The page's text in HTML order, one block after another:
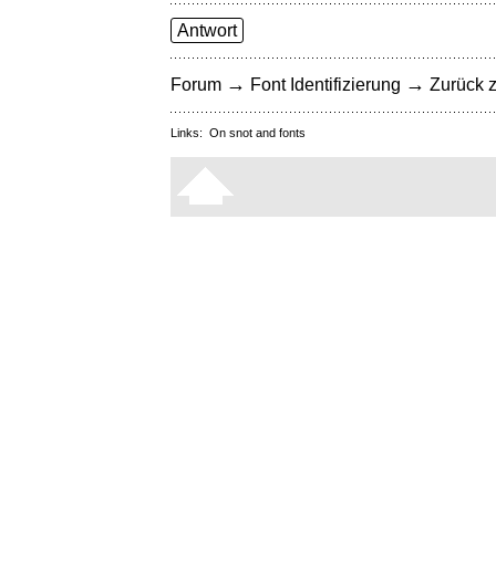
Antwort
Forum → Font Identifizierung → Zurück
Links: On snot and fonts